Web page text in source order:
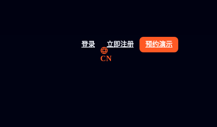
登录 立即注册 预约演示
CN